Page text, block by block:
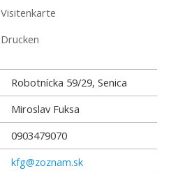
Visitenkarte
Drucken
Robotnícka 59/29, Senica
Miroslav Fuksa
0903479070
kfg@zoznam.sk